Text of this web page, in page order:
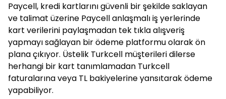
Paycell, kredi kartlarını güvenli bir şekilde saklayan
ve talimat üzerine Paycell anlaşmalı iş yerlerinde
kart verilerini paylaşmadan tek tıkla alışveriş
yapmayı sağlayan bir ödeme platformu olarak ön
plana çıkıyor. Üstelik Turkcell müşterileri dilerse
herhangi bir kart tanımlamadan Turkcell
faturalarına veya TL bakiyelerine yansıtarak ödeme
yapabiliyor.